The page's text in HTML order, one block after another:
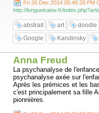
Fri 26 Dec 2014 05:46:28 PM
http://longuetraine.fr/
abstrait art doodle
Google
Kandinsky
Anna Freud
La psychanalyse de
psychanalyse axée sur
Après les prémices et les
c'est principalement sa fille
pionnières.